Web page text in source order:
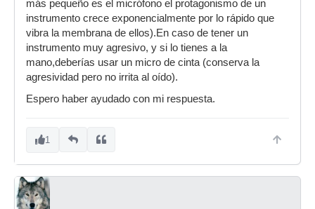
más pequeño es el micrófono el protagonismo de un
instrumento crece exponencialmente por lo rápido que
vibra la membrana de ellos).En caso de tener un
instrumento muy agresivo, y si lo tienes a la
mano,deberías usar un micro de cinta (conserva la
agresividad pero no irrita al oído).
Espero haber ayudado con mi respuesta.
1